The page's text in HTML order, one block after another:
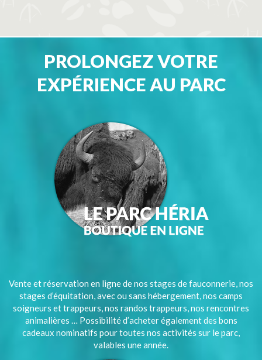
PROLONGEZ VOTRE
EXPÉRIENCE AU PARC
Vente et réservation en ligne de nos stages de fauconnerie, nos
stages d’équitation, avec ou sans hébergement, nos camps
soigneurs et trappeurs, nos randos trappeurs, nos rencontres
animalières … Possibilité d’acheter également des bons
cadeaux nominatifs pour toutes nos activités sur le parc,
valables une année.